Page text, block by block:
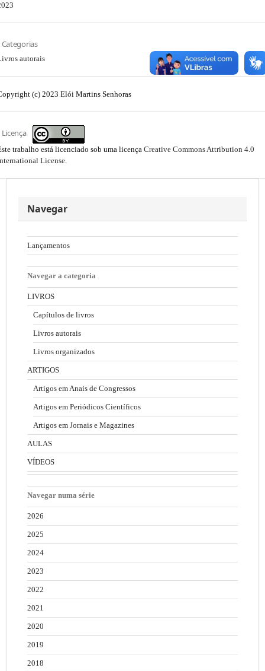
Categorias
autorais
(c) 2023 Elói Martins Senhoras
Licença
trabalho está licenciado sob uma licença Creative Commons Attribution 4.0
License
Navegar
Lançamentos
Navegar a categoria
LIVROS
Capítulos de livros
Livros autorais
Livros organizados
ARTIGOS
Artigos em Anais de Congressos
Artigos em Periódicos Científicos
Artigos em Jornais e Magazines
AULAS
VÍDEOS
Navegar numa série
2026
2025
2024
2023
2022
2021
2020
2019
2018